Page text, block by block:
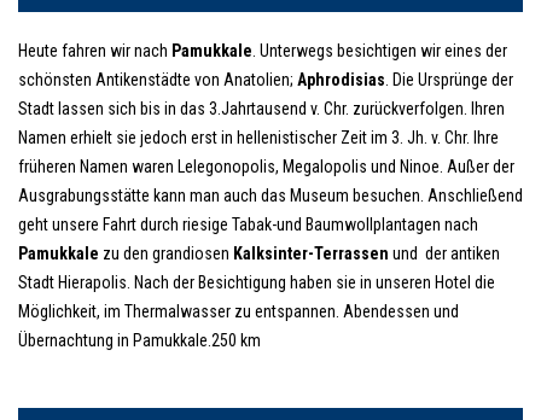
Heute fahren wir nach Pamukkale . Unterwegs besichtigen wir eines der
schönsten Antikenstädte von Anatolien; Aphrodisias . Die Ursprünge der
Stadt lassen sich bis in das 3.Jahrtausend v. Chr. zurückverfolgen. Ihren
Namen erhielt sie jedoch erst in hellenistischer Zeit im 3. Jh. v. Chr. Ihre
früheren Namen waren Lelegonopolis, Megalopolis und Ninoe. Außer der
Ausgrabungsstätte kann man auch das Museum besuchen. Anschließend
geht unsere Fahrt durch riesige Tabak-und Baumwollplantagen nach
Pamukkale zu den grandiosen Kalksinter-Terrassen und der antiken
Stadt Hierapolis. Nach der Besichtigung haben sie in unseren Hotel die
Möglichkeit, im Thermalwasser zu entspannen. Abendessen und
Übernachtung in Pamukkale.250 km